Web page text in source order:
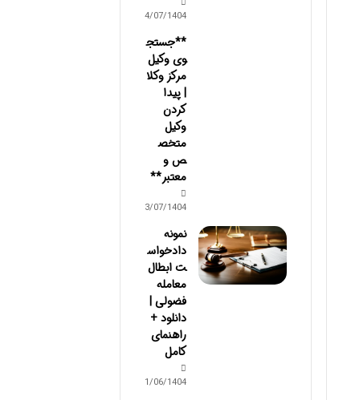
04/07/1404
**جستج
وی وکیل
مرکز وکلا
| پیدا
کردن
وکیل
متخص
ص و
معتبر**
03/07/1404
نمونه
دادخواس
ت ابطال
معامله
فضولی |
دانلود +
راهنمای
کامل
31/06/1404